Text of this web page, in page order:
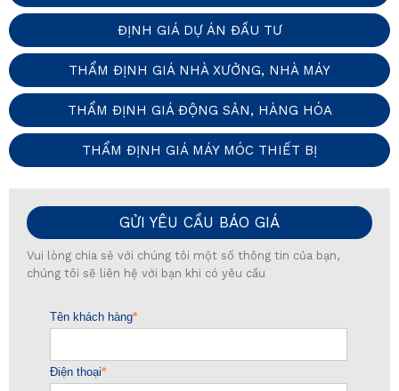
ĐỊNH GIÁ DỰ ÁN ĐẦU TƯ
THẨM ĐỊNH GIÁ NHÀ XƯỞNG, NHÀ MÁY
THẨM ĐỊNH GIÁ ĐỘNG SẢN, HÀNG HÓA
THẨM ĐỊNH GIÁ MÁY MÓC THIẾT BỊ
GỬI YÊU CẦU BÁO GIÁ
Vui lòng chia sẻ với chúng tôi một số thông tin của bạn,
chúng tôi sẽ liên hệ với bạn khi có yêu cầu